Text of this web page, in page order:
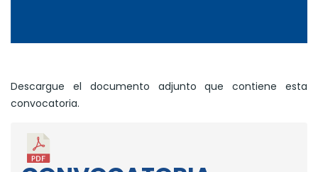
Descargue el documento adjunto que contiene esta
convocatoria.